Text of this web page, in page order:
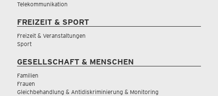
Telekommunikation
FREIZEIT & SPORT
Freizeit & Veranstaltungen
Sport
GESELLSCHAFT & MENSCHEN
Familien
Frauen
Gleichbehandlung & Antidiskriminierung & Monitoring